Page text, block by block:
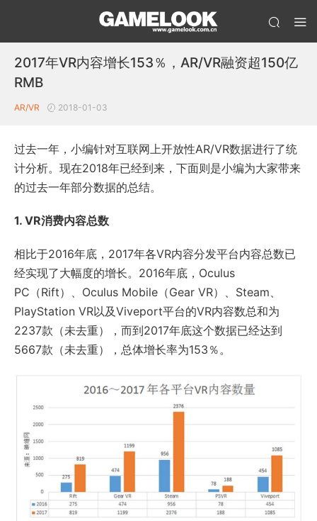
2017年VR内容增长153％，AR/VR融资超150亿
RMB
AR/VR 2018-01-03
过去一年，小编针对互联网上开放性AR/VR数据进行了统
计分析。现在2018年已经到来，下面则是小编为大家带来
的过去一年部分数据的总结。
1. VR消费内容总数
相比于2016年底，2017年各VR内容分发平台内容总数已
经实现了大幅度的增长。2016年底，Oculus
PC（Rift）、Oculus Mobile（Gear VR）、Steam、
PlayStation VR以及Viveport平台的VR内容数总和为
2237款（未去重），而到2017年底这个数据已经达到
5667款（未去重），总体增长率为153％。